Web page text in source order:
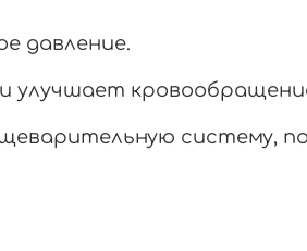
давление.
улучшает
систему,